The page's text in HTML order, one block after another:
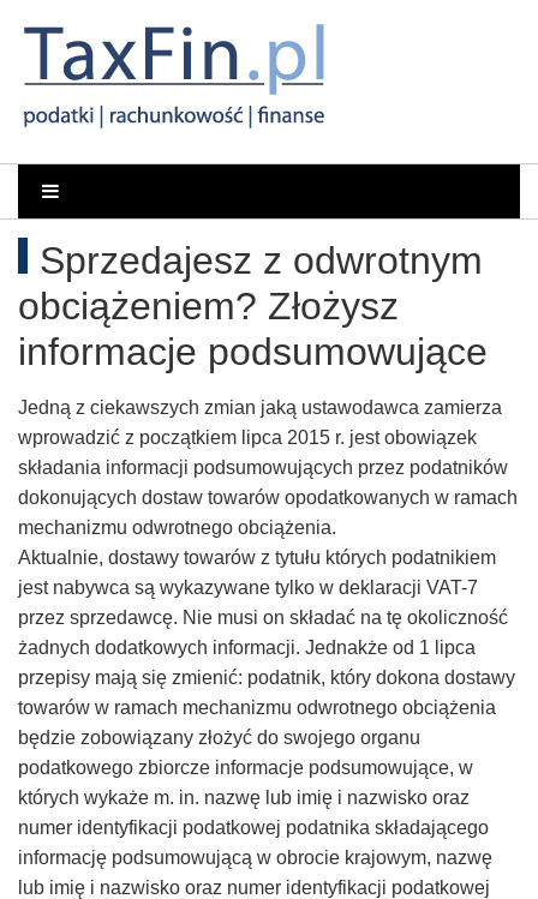
Rachunkowość,
Podatki,
VAT,
Orzeczenia
NSA
i
WSA
–
Taxfin.pl
Portal
dla
księgowych
Sprzedajesz z odwrotnym
obciążeniem? Złożysz
informacje podsumowujące
Jedną z ciekawszych zmian jaką ustawodawca zamierza
wprowadzić z początkiem lipca 2015 r. jest obowiązek
składania informacji podsumowujących przez podatników
dokonujących dostaw towarów opodatkowanych w ramach
mechanizmu odwrotnego obciążenia.
Aktualnie, dostawy towarów z tytułu których podatnikiem
jest nabywca są wykazywane tylko w deklaracji VAT-7
przez sprzedawcę. Nie musi on składać na tę okoliczność
żadnych dodatkowych informacji. Jednakże od 1 lipca
przepisy mają się zmienić: podatnik, który dokona dostawy
towarów w ramach mechanizmu odwrotnego obciążenia
będzie zobowiązany złożyć do swojego organu
podatkowego zbiorcze informacje podsumowujące, w
których wykaże m. in. nazwę lub imię i nazwisko oraz
numer identyfikacji podatkowej podatnika składającego
informację podsumowującą w obrocie krajowym, nazwę
lub imię i nazwisko oraz numer identyfikacji podatkowej